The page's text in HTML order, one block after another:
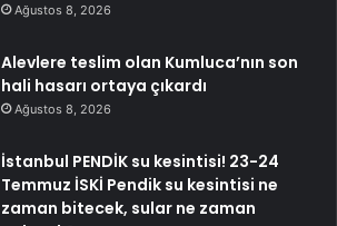
Ağustos 8, 2026
Alevlere teslim olan Kumluca’nın son
hali hasarı ortaya çıkardı
Ağustos 8, 2026
İstanbul PENDİK su kesintisi! 23-24
Temmuz İSKİ Pendik su kesintisi ne
zaman bitecek, sular ne zaman